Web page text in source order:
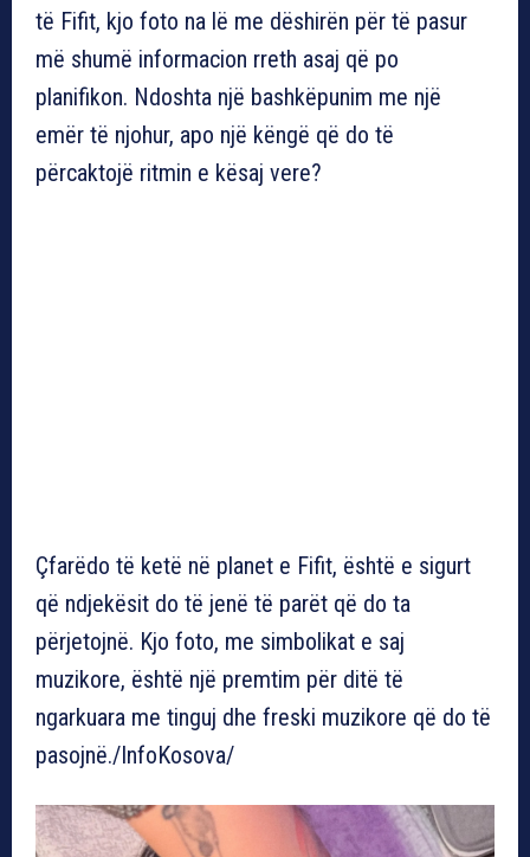
të Fifit, kjo foto na lë me dëshirën për të pasur
më shumë informacion rreth asaj që po
planifikon. Ndoshta një bashkëpunim me një
emër të njohur, apo një këngë që do të
përcaktojë ritmin e kësaj vere?
Çfarëdo të ketë në planet e Fifit, është e sigurt
që ndjekësit do të jenë të parët që do ta
përjetojnë. Kjo foto, me simbolikat e saj
muzikore, është një premtim për ditë të
ngarkuara me tinguj dhe freski muzikore që do të
pasojnë./InfoKosova/